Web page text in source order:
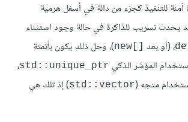
للتنفيذ كجزء من دالة في أسفل هرمية
يحدث تسريب للذاكرة في حالة وجود استثناء
new[]‎)، وحل ذلك يكون بأتمتة
المؤشر الذكي std::unique_ptr،
متجه (std::vector) إذ تلك هي